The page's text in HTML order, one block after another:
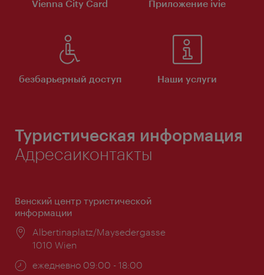
Vienna City Card Приложение ivie
безбарьерный доступ Наши услуги
Туристическая информация
Адресаиконтакты
Венский центр туристической
информации
Расположение:
Albertinaplatz/Maysedergasse
1010 Wien
Часы
ежедневно 09:00 - 18:00